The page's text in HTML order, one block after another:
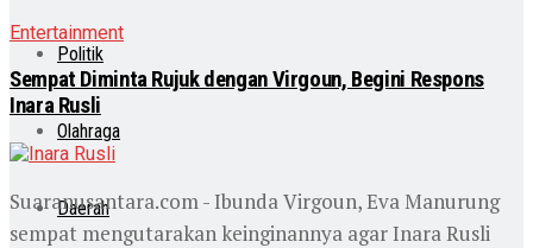
Politik
Olahraga
Daerah
Entertainment
Sempat Diminta Rujuk dengan Virgoun, Begini Respons
Inara Rusli
Suaranusantara.com - Ibunda Virgoun, Eva Manurung
sempat mengutarakan keinginannya agar Inara Rusli